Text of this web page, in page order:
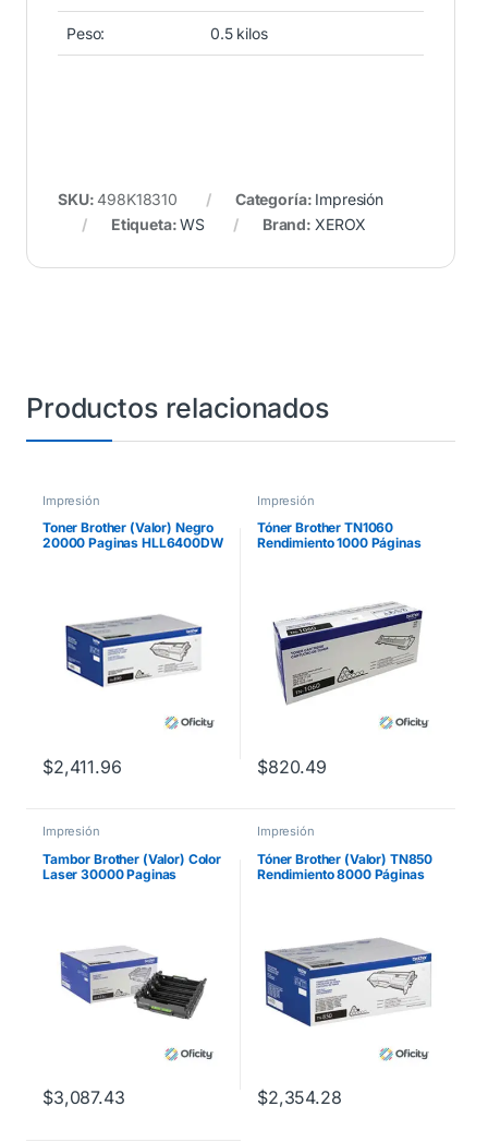
Peso: 0.5 kilos
SKU:498K18310 Categoría: Impresión
Etiqueta:WS Brand: XEROX
Productos relacionados
Impresión
Toner Brother (Valor) Negro
20000 Paginas HLL6400DW
$2,411.96
Impresión
Tóner Brother TN1060
Rendimiento 1000 Páginas
$820.49
Impresión
Tambor Brother (Valor) Color
Laser 30000 Paginas
$3,087.43
Impresión
Tóner Brother (Valor) TN850
Rendimiento 8000 Páginas
$2,354.28